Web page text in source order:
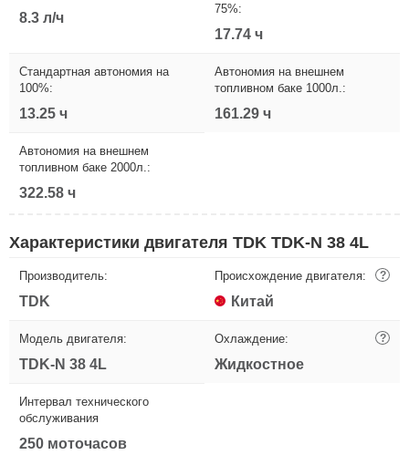
8.3 л/ч
75%:
17.74 ч
Стандартная автономия на
100%:
13.25 ч
Автономия на внешнем
топливном баке 1000л.:
161.29 ч
Автономия на внешнем
топливном баке 2000л.:
322.58 ч
Характеристики двигателя TDK TDK-N 38 4L
Производитель:
TDK
Происхождение двигателя: ?
Китай
Модель двигателя:
TDK-N 38 4L
Охлаждение: ?
Жидкостное
Интервал технического
обслуживания
250 моточасов